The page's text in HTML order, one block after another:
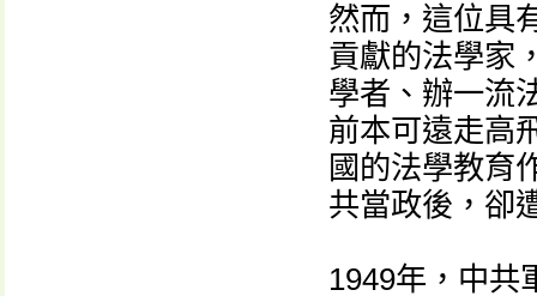
然而，這位具
貢獻的法學家
學者、辦一流
前本可遠走高
國的法學教育
共當政後，卻
1949年，中共